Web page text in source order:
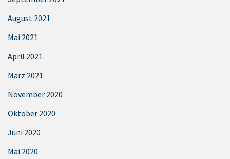
August 2021
Mai 2021
April 2021
März 2021
November 2020
Oktober 2020
Juni 2020
Mai 2020